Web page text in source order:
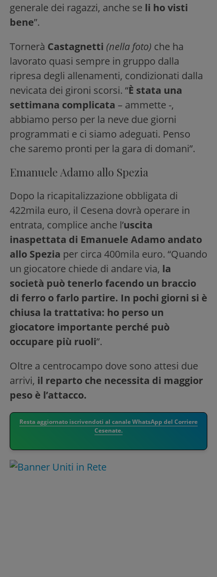
generale dei ragazzi, anche se li ho visti
bene”.
Tornerà Castagnetti (nella foto) che ha
lavorato quasi sempre in gruppo dalla
ripresa degli allenamenti, condizionati dalla
nevicata dei gironi scorsi. “È stata una
settimana complicata – ammette -,
abbiamo perso per la neve due giorni
programmati e ci siamo adeguati. Penso
che saremo pronti per la gara di domani”.
Emanuele Adamo allo Spezia
Dopo la ricapitalizzazione obbligata di
422mila euro, il Cesena dovrà operare in
entrata, complice anche l’uscita
inaspettata di Emanuele Adamo andato
allo Spezia per circa 400mila euro. “Quando
un giocatore chiede di andare via, la
società può tenerlo facendo un braccio
di ferro o farlo partire. In pochi giorni si è
chiusa la trattativa: ho perso un
giocatore importante perché può
occupare più ruoli”.
Oltre a centrocampo dove sono attesi due
arrivi, il reparto che necessita di maggior
peso è l’attacco.
Resta aggiornato iscrivendoti al canale WhatsApp del Corriere
Cesenate.